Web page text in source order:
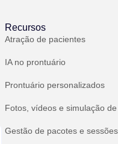
Recursos
Atração de pacientes
IA no prontuário
Prontuário personalizados
Fotos, vídeos e simulação
Gestão de pacotes e sessões